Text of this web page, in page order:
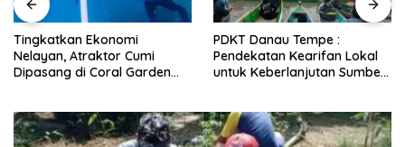
PDKT Danau Tempe :
Pendekatan Kearifan Lokal
untuk Keberlanjutan Sumber
Cara Mengatasi Penyakit
PMK pada Sapi Perah Secara
Alami dan Medis